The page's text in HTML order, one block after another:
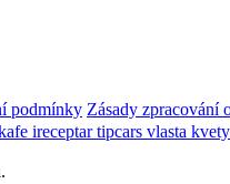
podmínky Zásady zpracování
ireceptartipcars vlasta kvety